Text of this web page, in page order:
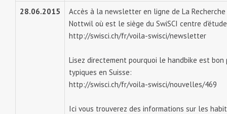
28.06.2015
Accès à la newsletter en ligne de La Recherche
Nottwil où est le siège du SwiSCI centre
http://swisci.ch/fr/voila-swisci/newsletter
Lisez directement pourquoi le handbike est
typiques en Suisse:
http://swisci.ch/fr/voila-swisci/nouvelles/469
Ici vous trouverez des informations sur les